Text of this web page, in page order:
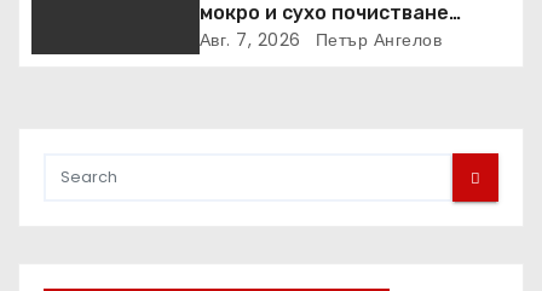
мокро и сухо почистване
надхвърлиха 2 000 патентни
Авг. 7, 2026 Петър Ангелов